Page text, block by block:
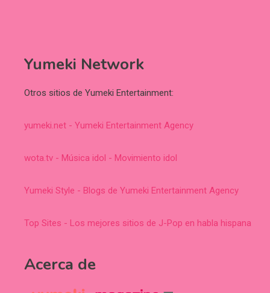
Yumeki Network
Otros sitios de Yumeki Entertainment:
yumeki.net - Yumeki Entertainment Agency
wota.tv - Música idol - Movimiento idol
Yumeki Style - Blogs de Yumeki Entertainment Agency
Top Sites - Los mejores sitios de J-Pop en habla hispana
Acerca de